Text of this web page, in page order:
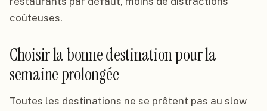
coûteuses.
Choisir la bonne destination pour la
semaine prolongée
Toutes les destinations ne se prêtent pas au slow